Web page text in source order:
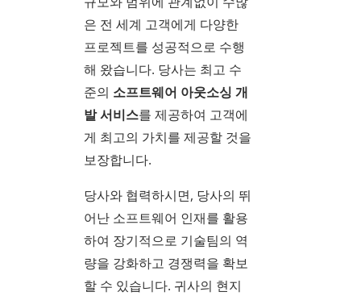
은 전 세계 고객에게 다양한
프로젝트를 성공적으로 수행
해 왔습니다. 당사는 최고 수
준의 소프트웨어 아웃소싱 개
발 서비스를 제공하여 고객에
게 최고의 가치를 제공할 것을
보장합니다.
당사와 협력하시면, 당사의 뛰
어난 소프트웨어 인재를 활용
하여 장기적으로 기술팀의 역
량을 강화하고 경쟁력을 확보
할 수 있습니다. 귀사의 현지